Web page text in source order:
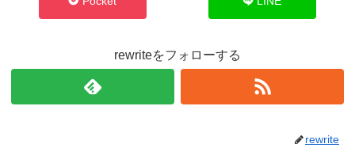
rewriteをフォローする
rewrite